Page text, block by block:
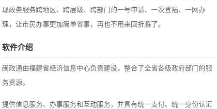
现政务服务跨地区、跨层级、跨部门的一号申请、一次登陆、一网办
理，让市民办事更加简单省事，再也不用来回折腾了。
软件介绍
闽政通由福建省经济信息中心负责建设，整合了全省各级政府部门的服
务资源。
提供信息服务、办事服务和互动服务，并具有统一支付、统一身份认证